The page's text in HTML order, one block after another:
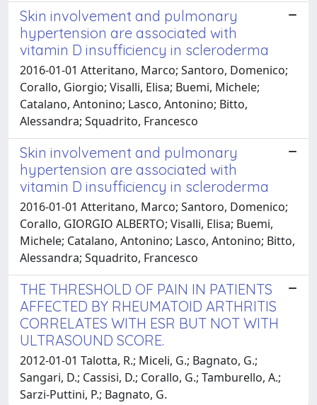
Skin involvement and pulmonary
hypertension are associated with
vitamin D insufficiency in scleroderma
2016-01-01 Atteritano, Marco; Santoro, Domenico;
Corallo, Giorgio; Visalli, Elisa; Buemi, Michele;
Catalano, Antonino; Lasco, Antonino; Bitto,
Alessandra; Squadrito, Francesco
Skin involvement and pulmonary
hypertension are associated with
vitamin D insufficiency in scleroderma
2016-01-01 Atteritano, Marco; Santoro, Domenico;
Corallo, GIORGIO ALBERTO; Visalli, Elisa; Buemi,
Michele; Catalano, Antonino; Lasco, Antonino; Bitto,
Alessandra; Squadrito, Francesco
THE THRESHOLD OF PAIN IN PATIENTS
AFFECTED BY RHEUMATOID ARTHRITIS
CORRELATES WITH ESR BUT NOT WITH
ULTRASOUND SCORE.
2012-01-01 Talotta, R.; Miceli, G.; Bagnato, G.;
Sangari, D.; Cassisi, D.; Corallo, G.; Tamburello, A.;
Sarzi-Puttini, P.; Bagnato, G.